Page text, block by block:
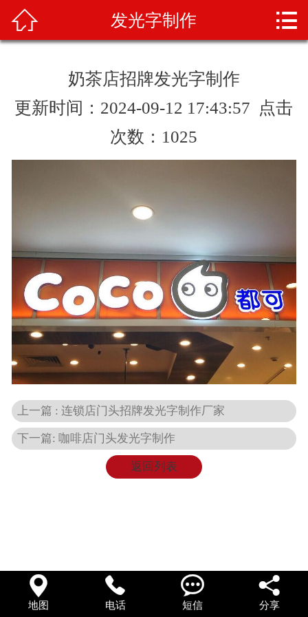
产品展示
案例展示
人才招聘
联系我们
在线留言
 发光字制作 
奶茶店招牌发光字制作
更新时间：2024-09-12 17:43:57 点击
次数： 1025
上一篇 : 连锁店门头招牌发光字制作厂家
下一篇: 咖啡店门头发光字制作
返回列表

地图

电话

短信

分享